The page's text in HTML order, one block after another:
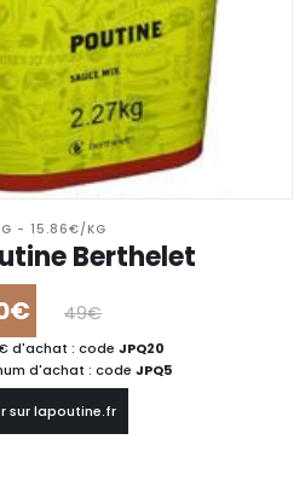
- 15.86€/KG
Berthelet
49€
d'achat : code JPQ20
d'achat : code JPQ5
sur lapoutine.fr